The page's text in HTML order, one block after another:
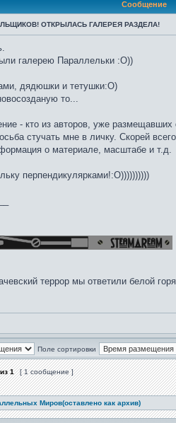
Сообщение
ОТКРЫЛАСЬ ГАЛЕРЕЯ РАЗДЕЛА!
галерею Параллельки :О))
дядюшки и тетушки:О)
то...
- кто из авторов, уже
стучать мне в личку. Скорей
о материале, масштабе и т.д.
перпендикулярками!:О))))))))))
террор мы ответили белой
Поле сортировки
1 [ 1 сообщение ]
Миров(оставлено как архив)